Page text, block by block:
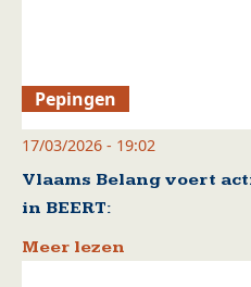
Pepingen
17/03/2026 - 19:02
Vlaams Belang voert
in BEERT:
Meer lezen